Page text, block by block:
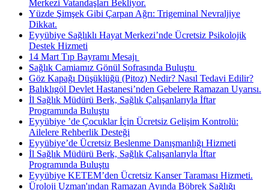
Merkezi Vatandaşları Bekliyor.
Yüzde Şimşek Gibi Çarpan Ağrı: Trigeminal Nevraljiye
Dikkat.
Eyyübiye Sağlıklı Hayat Merkezi’nde Ücretsiz Psikolojik
Destek Hizmeti
14 Mart Tıp Bayramı Mesajı ​
Sağlık Camiamız Gönül Sofrasında Buluştu ​
Göz Kapağı Düşüklüğü (Pitoz) Nedir? Nasıl Tedavi Edilir?
Balıklıgöl Devlet Hastanesi’nden Gebelere Ramazan Uyarısı.
İl Sağlık Müdürü Berk, Sağlık Çalışanlarıyla İftar
Programında Buluştu
Eyyübiye ’de Çocuklar İçin Ücretsiz Gelişim Kontrolü:
Ailelere Rehberlik Desteği
Eyyübiye’de Ücretsiz Beslenme Danışmanlığı Hizmeti
İl Sağlık Müdürü Berk, Sağlık Çalışanlarıyla İftar
Programında Buluştu
Eyyübiye KETEM’den Ücretsiz Kanser Taraması Hizmeti.
Üroloji Uzman'ından Ramazan Ayında Böbrek Sağlığı